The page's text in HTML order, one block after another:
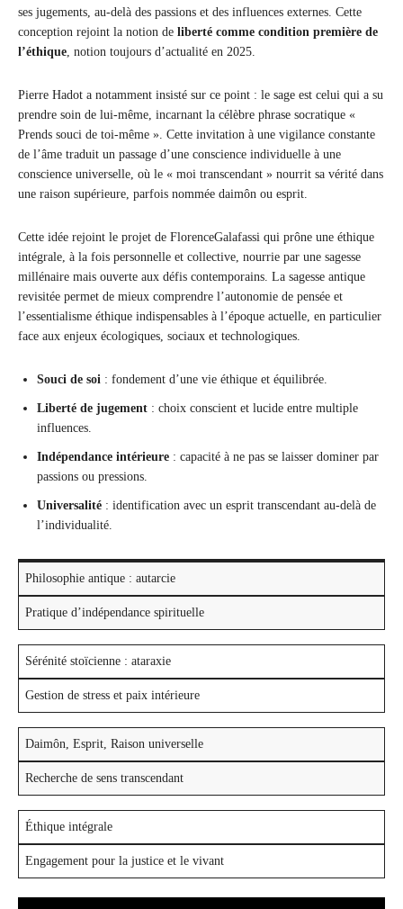
ses jugements, au-delà des passions et des influences externes. Cette
conception rejoint la notion de liberté comme condition première de
l’éthique, notion toujours d’actualité en 2025.
Pierre Hadot a notamment insisté sur ce point : le sage est celui qui a su
prendre soin de lui-même, incarnant la célèbre phrase socratique «
Prends souci de toi-même ». Cette invitation à une vigilance constante
de l’âme traduit un passage d’une conscience individuelle à une
conscience universelle, où le « moi transcendant » nourrit sa vérité dans
une raison supérieure, parfois nommée daimôn ou esprit.
Cette idée rejoint le projet de FlorenceGalafassi qui prône une éthique
intégrale, à la fois personnelle et collective, nourrie par une sagesse
millénaire mais ouverte aux défis contemporains. La sagesse antique
revisitée permet de mieux comprendre l’autonomie de pensée et
l’essentialisme éthique indispensables à l’époque actuelle, en particulier
face aux enjeux écologiques, sociaux et technologiques.
Souci de soi : fondement d’une vie éthique et équilibrée.
Liberté de jugement : choix conscient et lucide entre multiple
influences.
Indépendance intérieure : capacité à ne pas se laisser dominer par
passions ou pressions.
Universalité : identification avec un esprit transcendant au-delà de
l’individualité.
Philosophie antique : autarcie
Pratique d’indépendance spirituelle
Sérénité stoïcienne : ataraxie
Gestion de stress et paix intérieure
Daimôn, Esprit, Raison universelle
Recherche de sens transcendant
Éthique intégrale
Engagement pour la justice et le vivant